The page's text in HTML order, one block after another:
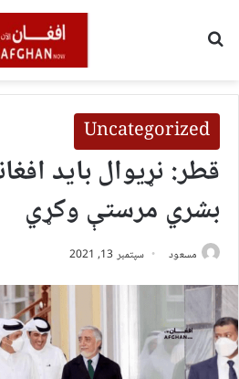
Uncategorized
قطر: نړیوال باید
بشري مرستې وکړي
مسعود سپتمبر 13, 2021